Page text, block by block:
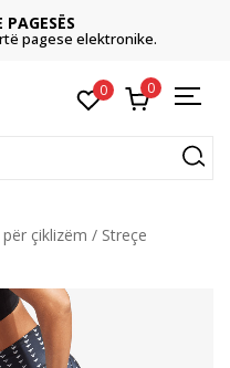
pagese elektronike.
0 0
çiklizëm
Streçe